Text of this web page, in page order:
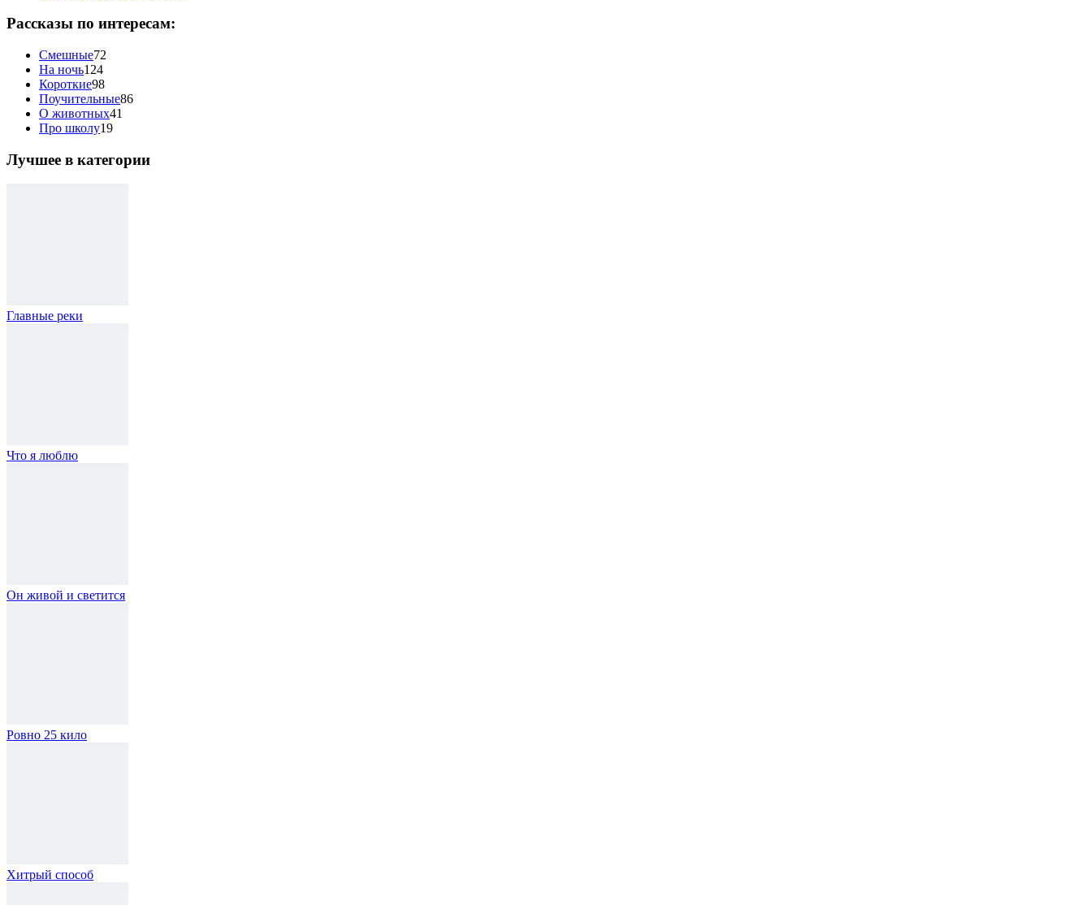
Рассказы по интересам:
Смешные72
На ночь124
Короткие98
Поучительные86
О животных41
Про школу19
Лучшее в категории
Главные реки
Что я люблю
Он живой и светится
Ровно 25 кило
Хитрый способ